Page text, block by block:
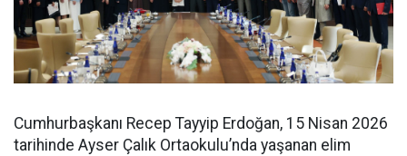
Cumhurbaşkanı Recep Tayyip Erdoğan, 15 Nisan 2026
tarihinde Ayser Çalık Ortaokulu’nda yaşanan elim